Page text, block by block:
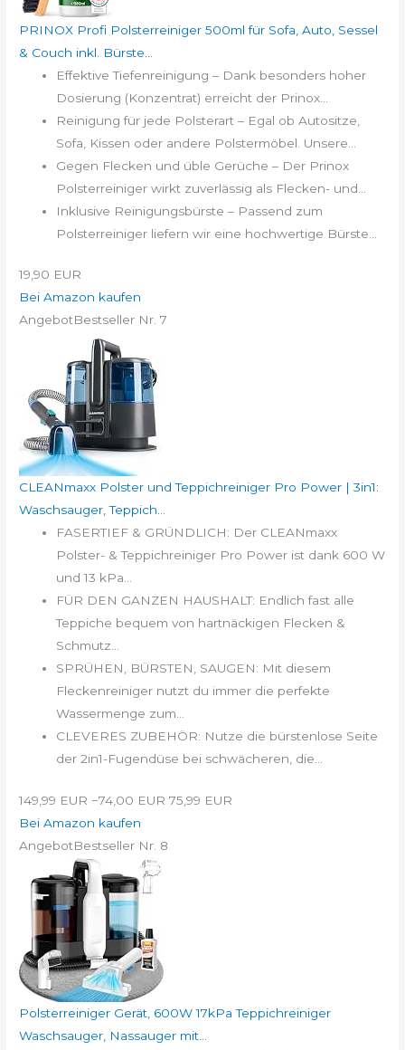
PRINOX Profi Polsterreiniger 500ml für Sofa, Auto, Sessel
& Couch inkl. Bürste...
Effektive Tiefenreinigung – Dank besonders hoher
Dosierung (Konzentrat) erreicht der Prinox...
Reinigung für jede Polsterart – Egal ob Autositze,
Sofa, Kissen oder andere Polstermöbel. Unsere...
Gegen Flecken und üble Gerüche – Der Prinox
Polsterreiniger wirkt zuverlässig als Flecken- und...
Inklusive Reinigungsbürste – Passend zum
Polsterreiniger liefern wir eine hochwertige Bürste...
19,90 EUR
Bei Amazon kaufen
AngebotBestseller Nr. 7
CLEANmaxx Polster und Teppichreiniger Pro Power | 3in1:
Waschsauger, Teppich...
FASERTIEF & GRÜNDLICH: Der CLEANmaxx
Polster- & Teppichreiniger Pro Power ist dank 600 W
und 13 kPa...
FÜR DEN GANZEN HAUSHALT: Endlich fast alle
Teppiche bequem von hartnäckigen Flecken &
Schmutz...
SPRÜHEN, BÜRSTEN, SAUGEN: Mit diesem
Fleckenreiniger nutzt du immer die perfekte
Wassermenge zum...
CLEVERES ZUBEHÖR: Nutze die bürstenlose Seite
der 2in1-Fugendüse bei schwächeren, die...
149,99 EUR −74,00 EUR 75,99 EUR
Bei Amazon kaufen
AngebotBestseller Nr. 8
Polsterreiniger Gerät, 600W 17kPa Teppichreiniger
Waschsauger, Nassauger mit...